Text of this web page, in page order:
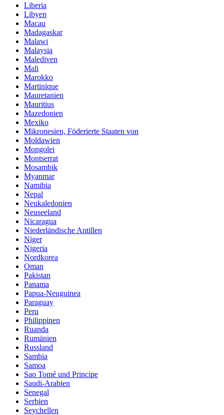
Liberia
Libyen
Macau
Madagaskar
Malawi
Malaysia
Malediven
Mali
Marokko
Martinique
Mauretanien
Mauritius
Mazedonien
Mexiko
Mikronesien, Föderierte Staaten von
Moldawien
Mongolei
Montserrat
Mosambik
Myanmar
Namibia
Nepal
Neukaledonien
Neuseeland
Nicaragua
Niederländische Antillen
Niger
Nigeria
Nordkorea
Oman
Pakistan
Panama
Papua-Neuguinea
Paraguay
Peru
Philippinen
Ruanda
Rumänien
Russland
Sambia
Samoa
Sao Tomé und Principe
Saudi-Arabien
Senegal
Serbien
Seychellen